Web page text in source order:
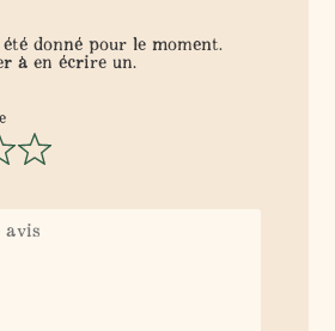
donné pour le moment.
à en écrire un.